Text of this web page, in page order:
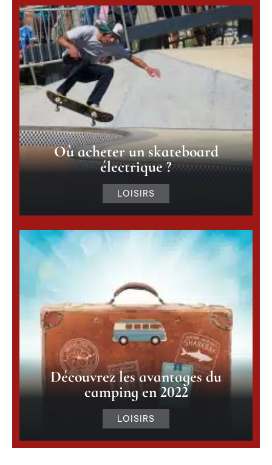
Où acheter un skateboard
électrique ?
LOISIRS
Découvrez les avantages du
camping en 2022
LOISIRS